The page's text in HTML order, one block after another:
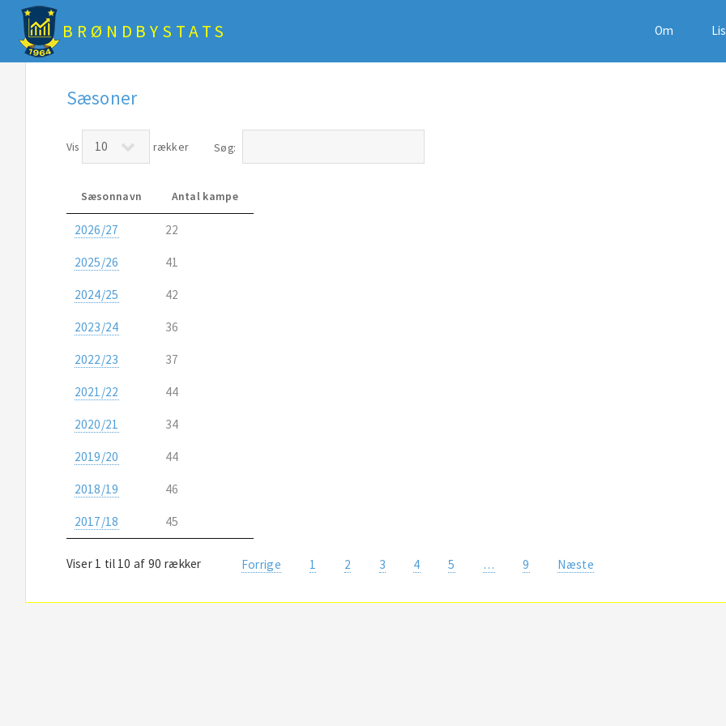
BRØNDBYSTATS Om
Sæsoner
Vis rækker Søg:
Sæsonnavn Antal kampe
2026/27 22
2025/26 41
2024/25 42
2023/24 36
2022/23 37
2021/22 44
2020/21 34
2019/20 44
2018/19 46
2017/18 45
Viser 1 til 10 af 90 rækker Forrige 1 2 3 4 5 … 9 Næste